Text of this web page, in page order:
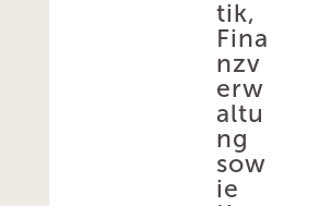
tik,
Fina
nzv
erw
altu
ng
sow
ie